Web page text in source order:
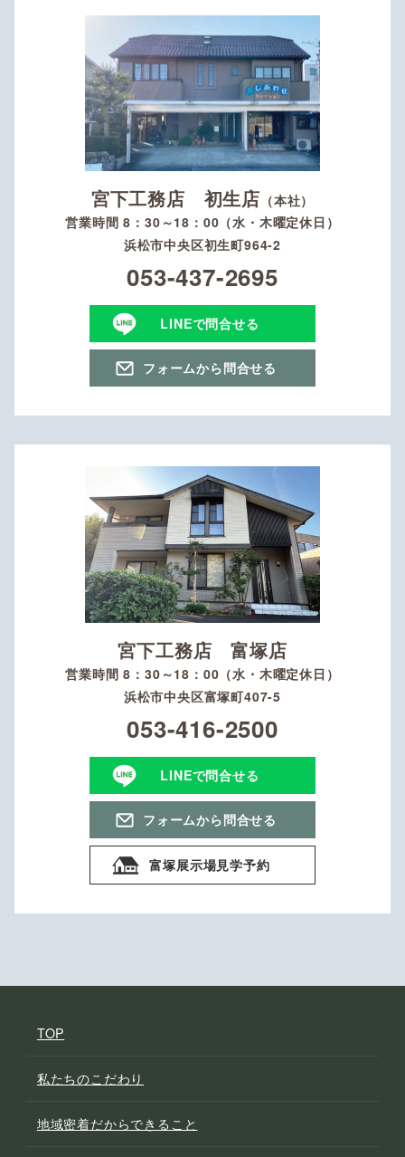
宮下工務店 初生店 （本社）
営業時間 8：30～18：00（水・木曜定休日）
浜松市中央区初生町964-2
053-437-2695
LINEで問合せる
フォームから問合せる
宮下工務店 富塚店
営業時間 8：30～18：00（水・木曜定休日）
浜松市中央区富塚町407-5
053-416-2500
LINEで問合せる
フォームから問合せる
富塚展示場見学予約
TOP
私たちのこだわり
地域密着だからできること